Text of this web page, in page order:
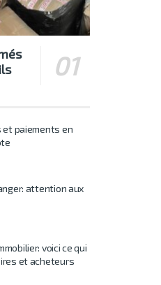
paiements en
attention aux
voici ce qui
et acheteurs